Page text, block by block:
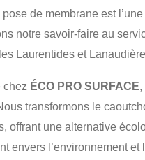
pose de membrane est
notre savoir-faire au
Laurentides et
chez ÉCO PRO SURFACE,
transformons le
offrant une alternative
envers l’environnement